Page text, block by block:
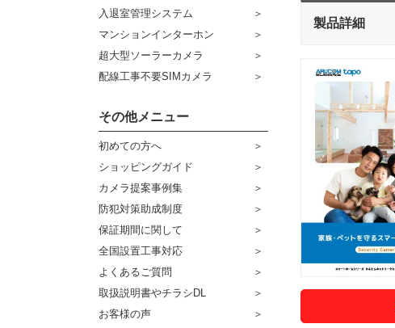
入退室管理システム
マンションインターホン
超大型ソーラーカメラ
配線工事不要SIMカメラ
その他メニュー
初めての方へ
ショッピングガイド
カメラ提案事例集
防犯対策助成制度
保証期間に関して
全国設置工事対応
よくあるご質問
取扱説明書やチラシDL
お客様の声
製品詳細